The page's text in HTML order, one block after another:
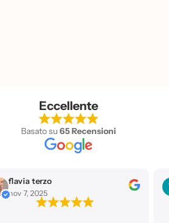
Eccellente
Basato su 65 Recensioni
lug 12, 2025